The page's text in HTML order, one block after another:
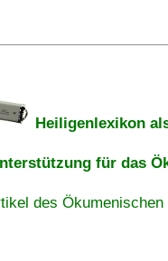
Heiligenlexikon
für das
des Ökumenischen